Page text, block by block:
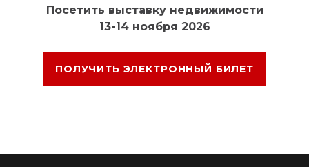
Посетить выставку недвижимости
13-14 ноября 2026
ПОЛУЧИТЬ ЭЛЕКТРОННЫЙ БИЛЕТ